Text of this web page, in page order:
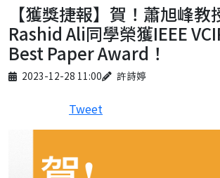
【獲獎捷報】賀！蕭旭峰教
Rashid Ali同學榮獲IEEE
Best Paper Award！
Published on
2023-12-28 11:00
Author 許詩婷
Tweet